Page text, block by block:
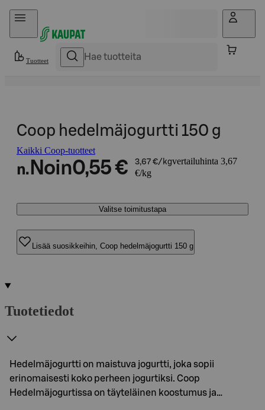
Hyppää sisältöön
Tuotteet
Coop hedelmäjogurtti 150 g
Kaikki Coop-tuotteet
n. Noin0,55 € 3,67 €/kgvertailuhinta 3,67
€/kg
Valitse toimitustapa
Lisää suosikkeihin, Coop hedelmäjogurtti 150 g
Tuotetiedot
Hedelmäjogurtti on maistuva jogurtti, joka sopii
erinomaisesti koko perheen jogurtiksi. Coop
Hedelmäjogurtissa on täyteläinen koostumus ja…